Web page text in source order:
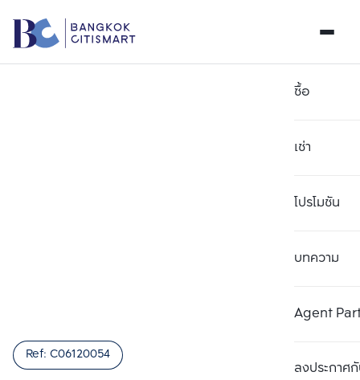
ซื้อ
เช่า
โปรโมชัน
บทความ
Agent
ลงประกาศกั
Ref: C06120054 เปรียบเทียบ